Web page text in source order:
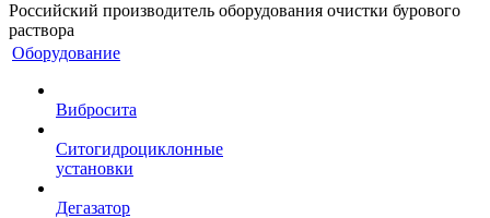
Российский производитель оборудования очистки бурового
раствора
Оборудование
Вибросита
Ситогидроциклонные
установки
Дегазатор